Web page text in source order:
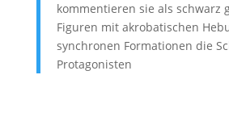
kommentieren sie als schwarz
Figuren mit akrobatischen
synchronen Formationen die
Protagonisten